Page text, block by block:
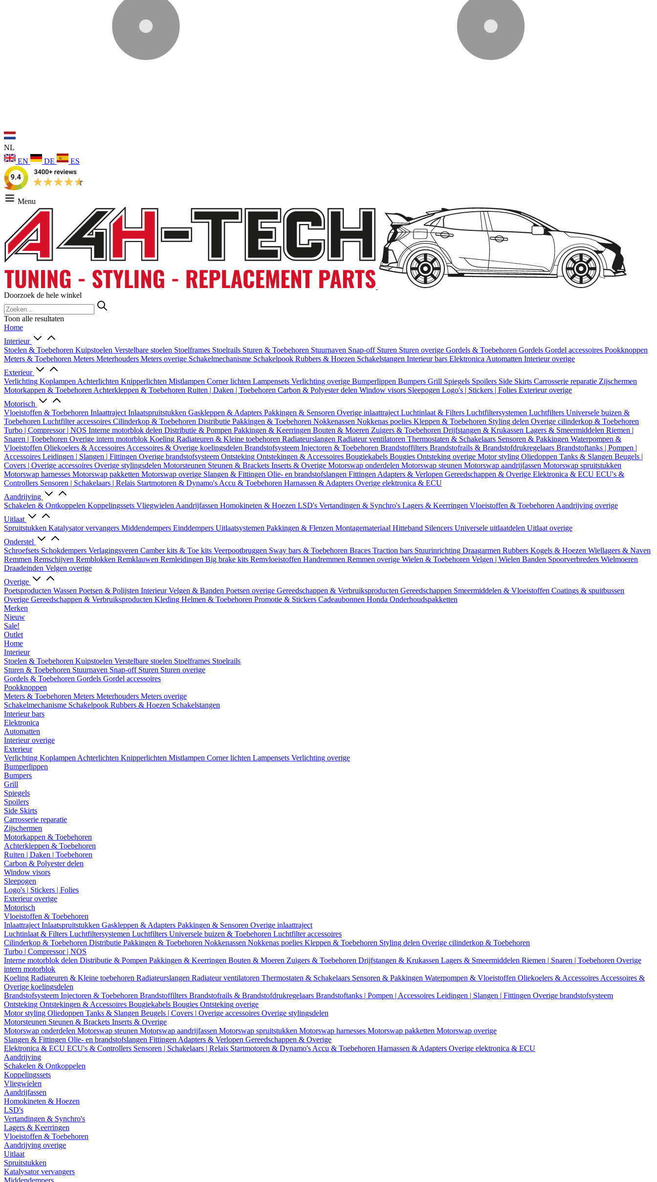
NL
EN
DE ES
Menu
Doorzoek de hele winkel
Toon alle resultaten
Home
Interieur
Stoelen & Toebehoren Kuipstoelen Verstelbare stoelen Stoelframes Stoelrails Sturen & Toebehoren Stuurnaven Snap-off Sturen Sturen overige Gordels & Toebehoren Gordels Gordel accessoires Pookknoppen
Meters & Toebehoren Meters Meterhouders Meters overige Schakelmechanisme Schakelpook Rubbers & Hoezen Schakelstangen Interieur bars Elektronica Automatten Interieur overige
Exterieur
Verlichting Koplampen Achterlichten Knipperlichten Mistlampen Corner lichten Lampensets Verlichting overige Bumperlippen Bumpers Grill Spiegels Spoilers Side Skirts Carrosserie reparatie Zijschermen
Motorkappen & Toebehoren Achterkleppen & Toebehoren Ruiten | Daken | Toebehoren Carbon & Polyester delen Window visors Sleepogen Logo's | Stickers | Folies Exterieur overige
Motorisch
Vloeistoffen & Toebehoren Inlaattraject Inlaatspruitstukken Gaskleppen & Adapters Pakkingen & Sensoren Overige inlaattraject Luchtinlaat & Filters Luchtfiltersystemen Luchtfilters Universele buizen &
Toebehoren Luchtfilter accessoires Cilinderkop & Toebehoren Distributie Pakkingen & Toebehoren Nokkenassen Nokkenas poelies Kleppen & Toebehoren Styling delen Overige cilinderkop & Toebehoren
Turbo | Compressor | NOS Interne motorblok delen Distributie & Pompen Pakkingen & Keerringen Bouten & Moeren Zuigers & Toebehoren Drijfstangen & Krukassen Lagers & Smeermiddelen Riemen |
Snaren | Toebehoren Overige intern motorblok Koeling Radiateuren & Kleine toebehoren Radiateurslangen Radiateur ventilatoren Thermostaten & Schakelaars Sensoren & Pakkingen Waterpompen &
Vloeistoffen Oliekoelers & Accessoires Accessoires & Overige koelingsdelen Brandstofsysteem Injectoren & Toebehoren Brandstoffilters Brandstofrails & Brandstofdrukregelaars Brandstoftanks | Pompen |
Accessoires Leidingen | Slangen | Fittingen Overige brandstofsysteem Ontsteking Ontstekingen & Accessoires Bougiekabels Bougies Ontsteking overige Motor styling Oliedoppen Tanks & Slangen Beugels |
Covers | Overige accessoires Overige stylingsdelen Motorsteunen Steunen & Brackets Inserts & Overige Motorswap onderdelen Motorswap steunen Motorswap aandrijfassen Motorswap spruitstukken
Motorswap harnesses Motorswap pakketten Motorswap overige Slangen & Fittingen Olie- en brandstofslangen Fittingen Adapters & Verlopen Gereedschappen & Overige Elektronica & ECU ECU's &
Controllers Sensoren | Schakelaars | Relais Startmotoren & Dynamo's Accu & Toebehoren Harnassen & Adapters Overige elektronica & ECU
Aandrijving
Schakelen & Ontkoppelen Koppelingssets Vliegwielen Aandrijfassen Homokineten & Hoezen LSD's Vertandingen & Synchro's Lagers & Keerringen Vloeistoffen & Toebehoren Aandrijving overige
Uitlaat
Spruitstukken Katalysator vervangers Middendempers Einddempers Uitlaatsystemen Pakkingen & Flenzen Montagemateriaal Hitteband Silencers Universele uitlaatdelen Uitlaat overige
Onderstel
Schroefsets Schokdempers Verlagingsveren Camber kits & Toe kits Veerpootbruggen Sway bars & Toebehoren Braces Traction bars Stuurinrichting Draagarmen Rubbers Kogels & Hoezen Wiellagers & Naven
Remmen Remschijven Remblokken Remklauwen Remleidingen Big brake kits Remvloeistoffen Handremmen Remmen overige Wielen & Toebehoren Velgen | Wielen Banden Spoorverbreders Wielmoeren
Draadeinden Velgen overige
Overige
Poetsproducten Wassen Poetsen & Polijsten InterieurVelgen & Banden Poetsen overige Gereedschappen & Verbruiksproducten Gereedschappen Smeermiddelen & Vloeistoffen Coatings & spuitbussen
Overige Gereedschappen & Verbruiksproducten Kleding Helmen & Toebehoren Promotie & Stickers Cadeaubonnen Honda Onderhoudspakketten
Merken
Nieuw
Sale!
Outlet
Home
Interieur
Stoelen & Toebehoren Kuipstoelen Verstelbare stoelen Stoelframes Stoelrails
Sturen & Toebehoren Stuurnaven Snap-off Sturen Sturen overige
Gordels & Toebehoren Gordels Gordel accessoires
Pookknoppen
Meters & Toebehoren Meters Meterhouders Meters overige
Schakelmechanisme Schakelpook Rubbers & Hoezen Schakelstangen
Interieur bars
Elektronica
Automatten
Interieur overige
Exterieur
Verlichting Koplampen Achterlichten Knipperlichten Mistlampen Corner lichten Lampensets Verlichting overige
Bumperlippen
Bumpers
Grill
Spiegels
Spoilers
Side Skirts
Carrosserie reparatie
Zijschermen
Motorkappen & Toebehoren
Achterkleppen & Toebehoren
Ruiten | Daken | Toebehoren
Carbon & Polyester delen
Window visors
Sleepogen
Logo's | Stickers | Folies
Exterieur overige
Motorisch
Vloeistoffen & Toebehoren
Inlaattraject Inlaatspruitstukken Gaskleppen & Adapters Pakkingen & Sensoren Overige inlaattraject
Luchtinlaat & Filters Luchtfiltersystemen Luchtfilters Universele buizen & Toebehoren Luchtfilter accessoires
Cilinderkop & Toebehoren Distributie Pakkingen & Toebehoren Nokkenassen Nokkenas poelies Kleppen & Toebehoren Styling delen Overige cilinderkop & Toebehoren
Turbo | Compressor | NOS
Interne motorblok delen Distributie & Pompen Pakkingen & Keerringen Bouten & Moeren Zuigers & Toebehoren Drijfstangen & Krukassen Lagers & Smeermiddelen Riemen | Snaren | Toebehoren Overige
intern motorblok
Koeling Radiateuren & Kleine toebehoren Radiateurslangen Radiateur ventilatoren Thermostaten & Schakelaars Sensoren & Pakkingen Waterpompen & Vloeistoffen Oliekoelers & Accessoires Accessoires &
Overige koelingsdelen
Brandstofsysteem Injectoren & Toebehoren Brandstoffilters Brandstofrails & Brandstofdrukregelaars Brandstoftanks | Pompen | Accessoires Leidingen | Slangen | Fittingen Overige brandstofsysteem
Ontsteking Ontstekingen & Accessoires Bougiekabels Bougies Ontsteking overige
Motor styling Oliedoppen Tanks & Slangen Beugels | Covers | Overige accessoires Overige stylingsdelen
Motorsteunen Steunen & Brackets Inserts & Overige
Motorswap onderdelen Motorswap steunen Motorswap aandrijfassen Motorswap spruitstukken Motorswap harnesses Motorswap pakketten Motorswap overige
Slangen & Fittingen Olie- en brandstofslangen Fittingen Adapters & Verlopen Gereedschappen & Overige
Elektronica & ECU ECU's & Controllers Sensoren | Schakelaars | Relais Startmotoren & Dynamo's Accu & Toebehoren Harnassen & Adapters Overige elektronica & ECU
Aandrijving
Schakelen & Ontkoppelen
Koppelingssets
Vliegwielen
Aandrijfassen
Homokineten & Hoezen
LSD's
Vertandingen & Synchro's
Lagers & Keerringen
Vloeistoffen & Toebehoren
Aandrijving overige
Uitlaat
Spruitstukken
Katalysator vervangers
Middendempers